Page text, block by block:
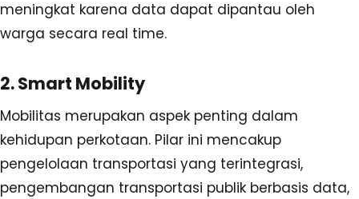
meningkat karena data dapat dipantau oleh
warga secara real time.
2. Smart Mobility
Mobilitas merupakan aspek penting dalam
kehidupan perkotaan. Pilar ini mencakup
pengelolaan transportasi yang terintegrasi,
pengembangan transportasi publik berbasis data,